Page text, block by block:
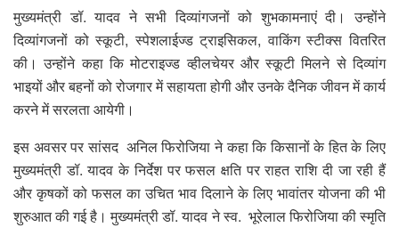
मुख्यमंत्री डॉ. यादव ने सभी दिव्यांगजनों को शुभकामनाएं दी। उन्होंने
दिव्यांगजनों को स्कूटी, स्पेशलाईज्ड ट्राइसिकल, वाकिंग स्टीक्स वितरित
की। उन्होंने कहा कि मोटराइज्ड व्हीलचेयर और स्कूटी मिलने से दिव्यांग
भाइयों और बहनों को रोजगार में सहायता होगी और उनके दैनिक जीवन में कार्य
करने में सरलता आयेगी।
इस अवसर पर सांसद अनिल फिरोजिया ने कहा कि किसानों के हित के लिए
मुख्यमंत्री डॉ. यादव के निर्देश पर फसल क्षति पर राहत राशि दी जा रही हैं
और कृषकों को फसल का उचित भाव दिलाने के लिए भावांतर योजना की भी
शुरुआत की गई है। मुख्यमंत्री डॉ. यादव ने स्व. भूरेलाल फिरोजिया की स्मृति